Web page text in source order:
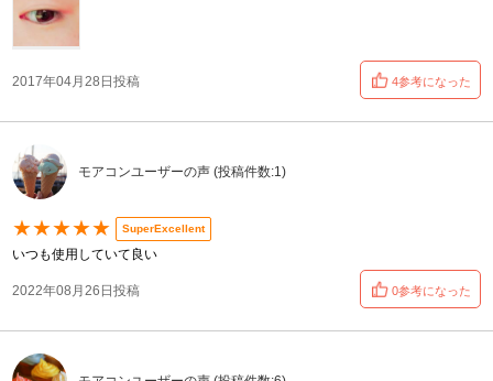
2017年04月28日投稿 4参考になった
モアコンユーザーの声 (投稿件数:1)
★★★★★ SuperExcellent
いつも使用していて良い
2022年08月26日投稿 0参考になった